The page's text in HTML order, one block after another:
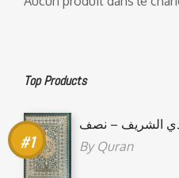
Top Products
الشريف – نصف
By Quran